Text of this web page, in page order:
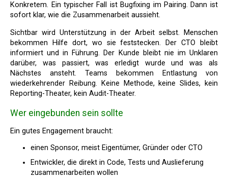
Konkretem. Ein typischer Fall ist Bugfixing im Pairing. Dann ist
sofort klar, wie die Zusammenarbeit aussieht.
Sichtbar wird Unterstützung in der Arbeit selbst. Menschen
bekommen Hilfe dort, wo sie feststecken. Der CTO bleibt
informiert und in Führung. Der Kunde bleibt nie im Unklaren
darüber, was passiert, was erledigt wurde und was als
Nächstes ansteht. Teams bekommen Entlastung von
wiederkehrender Reibung. Keine Methode, keine Slides, kein
Reporting-Theater, kein Audit-Theater.
Wer eingebunden sein sollte
Ein gutes Engagement braucht:
einen Sponsor, meist Eigentümer, Gründer oder CTO
Entwickler, die direkt in Code, Tests und Auslieferung
zusammenarbeiten wollen